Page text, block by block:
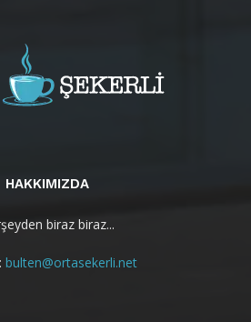
HAKKIMIZDA
biraz biraz...
bulten@ortasekerli.net